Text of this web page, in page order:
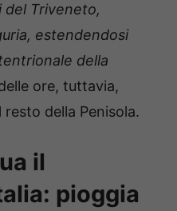
del Triveneto,
estendendosi
della
ore, tuttavia,
della Penisola.
il
pioggia